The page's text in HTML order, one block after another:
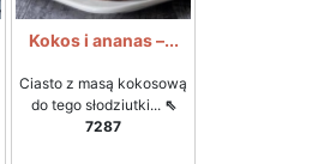
Kokos i ananas –...
Ciasto z masą kokosową
do tego słodziutki... ⇖
7287